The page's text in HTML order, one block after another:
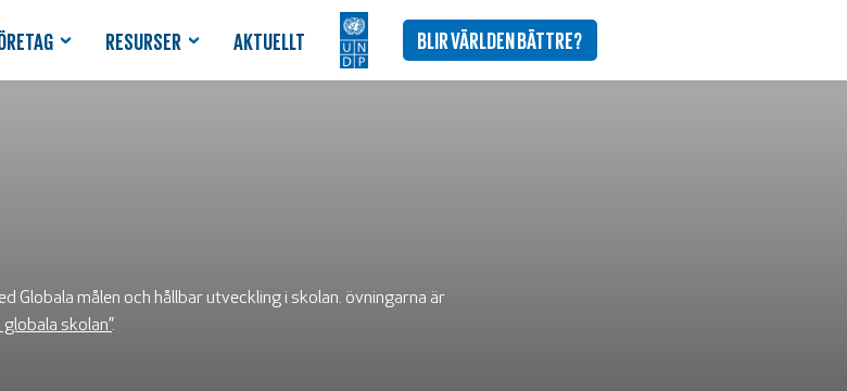
RESURSER AKTUELLT BLIR VÄRLDEN BÄTTRE?
Globala målen och hållbar utveckling i skolan. övningarna är
globala skolan”.